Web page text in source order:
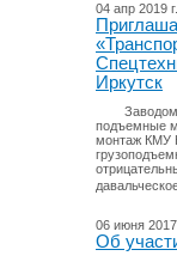
04 апр 2019 г.
Иркутск
Заводом
подъемные
монтаж КМУ
06 июня 2017
Об